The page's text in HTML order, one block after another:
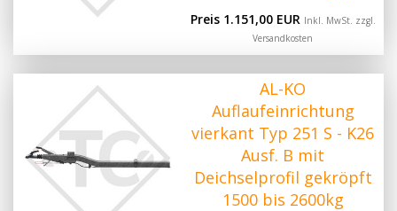
Preis 1.151,00 EUR Inkl. MwSt. zzgl.
Versandkosten
AL-KO
Auflaufeinrichtung
vierkant Typ 251 S - K26
Ausf. B mit
Deichselprofil gekröpft
1500 bis 2600kg